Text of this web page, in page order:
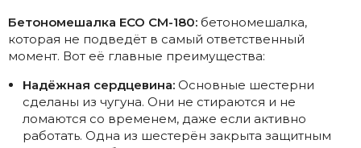
Бетономешалка ECO CM-180: бетономешалка,
которая не подведёт в самый ответственный
момент. Вот её главные преимущества:
Надёжная сердцевина: Основные шестерни
сделаны из чугуна. Они не стираются и не
ломаются со временем, даже если активно
работать. Одна из шестерён закрыта защитным